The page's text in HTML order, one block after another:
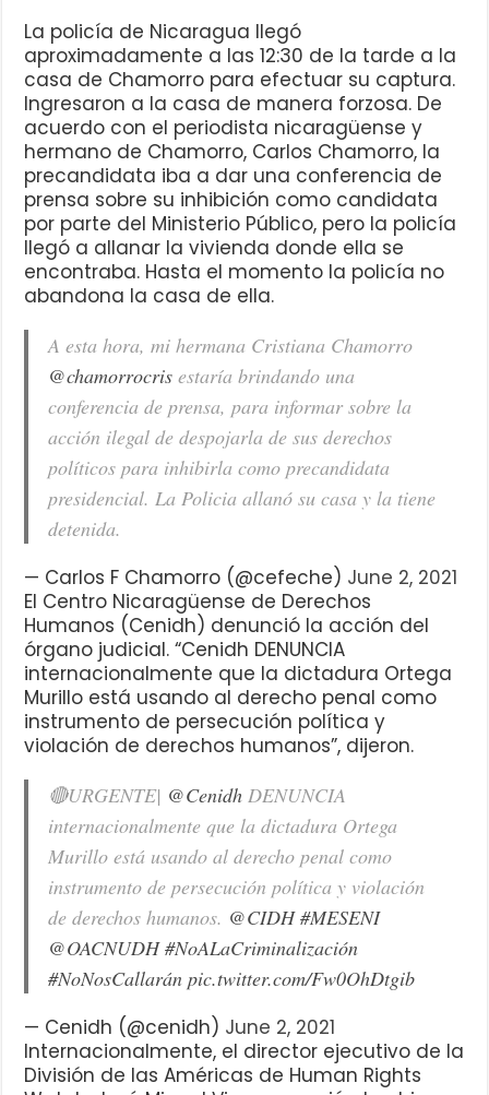
La policía de Nicaragua llegó
aproximadamente a las 12:30 de la tarde a la
casa de Chamorro para efectuar su captura.
Ingresaron a la casa de manera forzosa. De
acuerdo con el periodista nicaragüense y
hermano de Chamorro, Carlos Chamorro, la
precandidata iba a dar una conferencia de
prensa sobre su inhibición como candidata
por parte del Ministerio Público, pero la policía
llegó a allanar la vivienda donde ella se
encontraba. Hasta el momento la policía no
abandona la casa de ella.
A esta hora, mi hermana Cristiana Chamorro
@chamorrocris estaría brindando una
conferencia de prensa, para informar sobre la
acción ilegal de despojarla de sus derechos
políticos para inhibirla como precandidata
presidencial. La Policia allanó su casa y la tiene
detenida.
— Carlos F Chamorro (@cefeche) June 2, 2021
El Centro Nicaragüense de Derechos
Humanos (Cenidh) denunció la acción del
órgano judicial. “Cenidh DENUNCIA
internacionalmente que la dictadura Ortega
Murillo está usando al derecho penal como
instrumento de persecución política y
violación de derechos humanos”, dijeron.
🔴URGENTE| @Cenidh DENUNCIA
internacionalmente que la dictadura Ortega
Murillo está usando al derecho penal como
instrumento de persecución política y violación
de derechos humanos. @CIDH #MESENI
@OACNUDH #NoALaCriminalización
#NoNosCallarán pic.twitter.com/Fw0OhDtgib
— Cenidh (@cenidh) June 2, 2021
Internacionalmente, el director ejecutivo de la
División de las Américas de Human Rights